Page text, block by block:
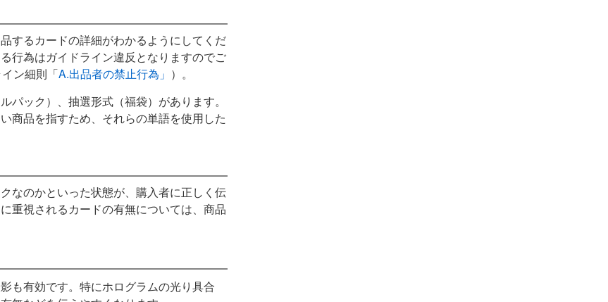
するカードの詳細がわかるようにしてくだ
行為はガイドライン違反となりますのでご
ン細則「A.出品者の禁止行為」 ）。
パック）、抽選形式（福袋）があります。
商品を指すため、それらの単語を使用した
なのかといった状態が、購入者に正しく伝
重視されるカードの有無については、商品
も有効です。特にホログラムの光り具合